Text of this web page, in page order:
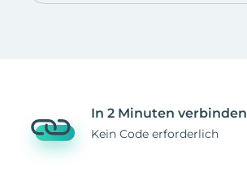
In 2 Minuten verbinden
Kein Code erforderlich